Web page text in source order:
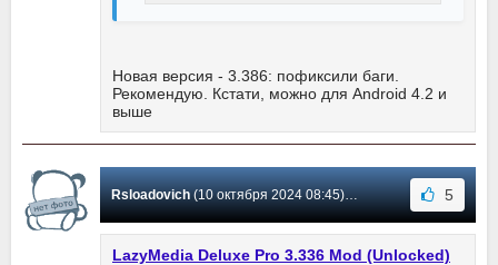
Новая версия - 3.386: пофиксили баги.
Рекомендую. Кстати, можно для Android 4.2 и
выше
Rsloadovich(10 октября 2024 08:45) Сообщение #14 5
LazyMedia Deluxe Pro 3.336 Mod (Unlocked)